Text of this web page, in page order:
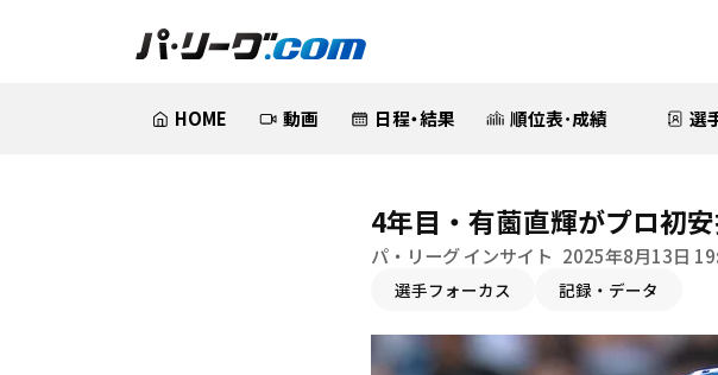
HOME 動画 日程・結果 順位表･成績 選
4年目・有薗直輝がプロ初
パ・リーグ インサイト 2025年8月13日
選手フォーカス 記録・データ